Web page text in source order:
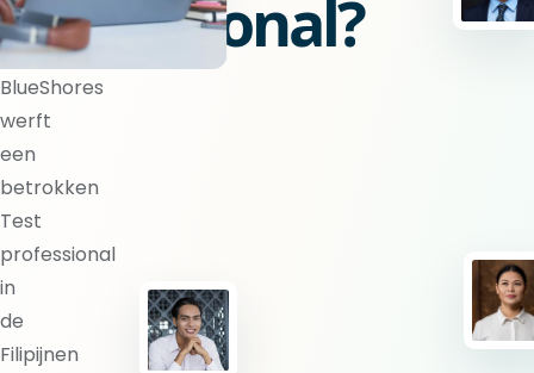
professional?
BlueShores
werft
een
betrokken
Test
professional
in
de
Filipijnen